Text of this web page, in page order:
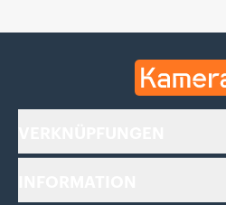
Kamera.de